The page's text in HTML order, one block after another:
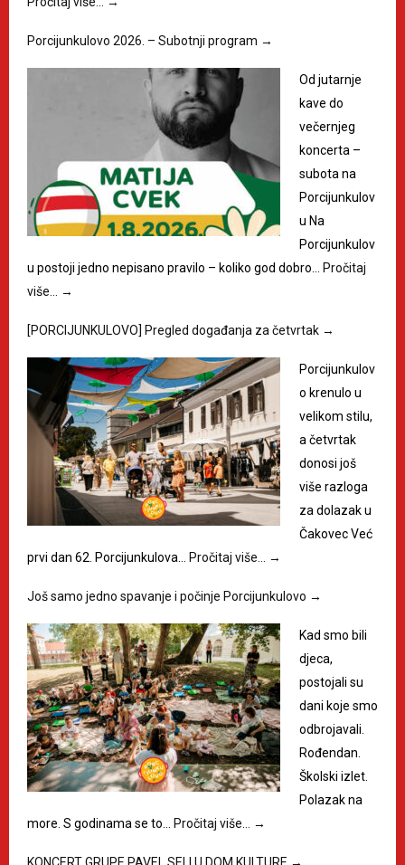
Porcijunkulovo 2026. – Subotnji program →
Od jutarnje
kave do
večernjeg
koncerta –
subota na
Porcijunkulov
u Na
Porcijunkulov
u postoji jedno nepisano pravilo – koliko god dobro… Pročitaj
više…
→
[PORCIJUNKULOVO] Pregled događanja za četvrtak →
Porcijunkulov
o krenulo u
velikom stilu,
a četvrtak
donosi još
više razloga
za dolazak u
Čakovec Već
prvi dan 62. Porcijunkulova… Pročitaj više… →
Još samo jedno spavanje i počinje Porcijunkulovo →
Kad smo bili
djeca,
postojali su
dani koje smo
odbrojavali.
Rođendan.
Školski izlet.
Polazak na
more. S godinama se to… Pročitaj više… →
KONCERT GRUPE PAVEL SELI U DOM KULTURE →